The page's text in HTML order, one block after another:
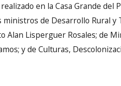
en la Casa Grande
ministros de Desarrollo Rural
Alan Lisperguer Rosales; de
y de Culturas,